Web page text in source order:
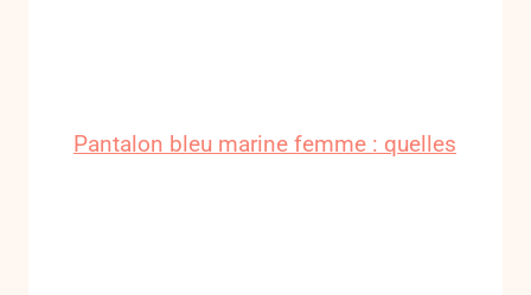
Pantalon bleu marine femme : quelles